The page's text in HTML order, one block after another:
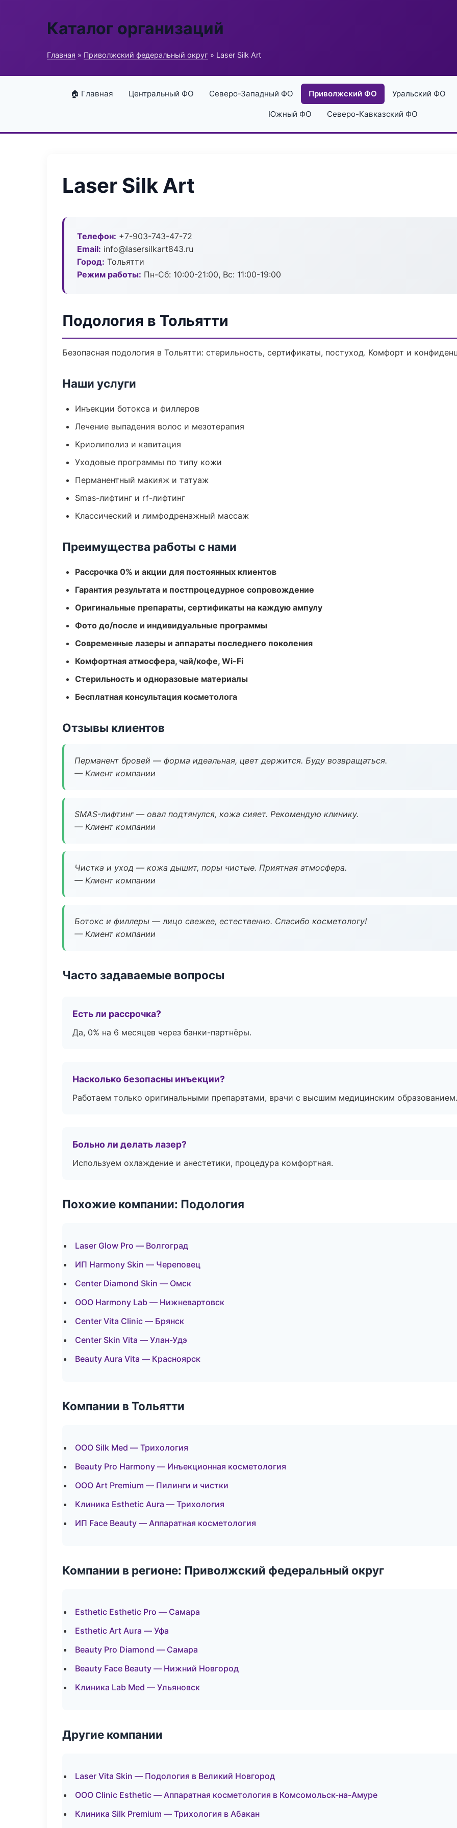
Каталог организаций
Главная » Приволжский федеральный округ » Laser Silk Art
🏠 Главная Центральный ФО Северо-Западный ФО Приволжский ФО Уральский ФО
Южный ФО Северо-Кавказский ФО
Laser Silk Art
Телефон: +7-903-743-47-72
Email: info@lasersilkart843.ru
Город: Тольятти
Режим работы: Пн-Сб: 10:00-21:00, Вс: 11:00-19:00
Подология в Тольятти
Безопасная подология в Тольятти: стерильность, сертификаты, постуход. Комфорт и
Наши услуги
Инъекции ботокса и филлеров
Лечение выпадения волос и мезотерапия
Криолиполиз и кавитация
Уходовые программы по типу кожи
Перманентный макияж и татуаж
Smas-лифтинг и rf-лифтинг
Классический и лимфодренажный массаж
Преимущества работы с нами
Рассрочка 0% и акции для постоянных клиентов
Гарантия результата и постпроцедурное сопровождение
Оригинальные препараты, сертификаты на каждую ампулу
Фото до/после и индивидуальные программы
Современные лазеры и аппараты последнего поколения
Комфортная атмосфера, чай/кофе, Wi-Fi
Стерильность и одноразовые материалы
Бесплатная консультация косметолога
Отзывы клиентов
Перманент бровей — форма идеальная, цвет держится. Буду возвращаться.
— Клиент компании
SMAS-лифтинг — овал подтянулся, кожа сияет. Рекомендую клинику.
— Клиент компании
Чистка и уход — кожа дышит, поры чистые. Приятная атмосфера.
— Клиент компании
Ботокс и филлеры — лицо свежее, естественно. Спасибо косметологу!
— Клиент компании
Часто задаваемые вопросы
Есть ли рассрочка?
Да, 0% на 6 месяцев через банки-партнёры.
Насколько безопасны инъекции?
Работаем только оригинальными препаратами, врачи с высшим медицинским образованием.
Больно ли делать лазер?
Используем охлаждение и анестетики, процедура комфортная.
Похожие компании: Подология
Laser Glow Pro — Волгоград
ИП Harmony Skin — Череповец
Center Diamond Skin — Омск
ООО Harmony Lab — Нижневартовск
Center Vita Clinic — Брянск
Center Skin Vita — Улан-Удэ
Beauty Aura Vita — Красноярск
Компании в Тольятти
ООО Silk Med — Трихология
Beauty Pro Harmony — Инъекционная косметология
ООО Art Premium — Пилинги и чистки
Клиника Esthetic Aura — Трихология
ИП Face Beauty — Аппаратная косметология
Компании в регионе: Приволжский федеральный округ
Esthetic Esthetic Pro — Самара
Esthetic Art Aura — Уфа
Beauty Pro Diamond — Самара
Beauty Face Beauty — Нижний Новгород
Клиника Lab Med — Ульяновск
Другие компании
Laser Vita Skin — Подология в Великий Новгород
ООО Clinic Esthetic — Аппаратная косметология в Комсомольск-на-Амуре
Клиника Silk Premium — Трихология в Абакан